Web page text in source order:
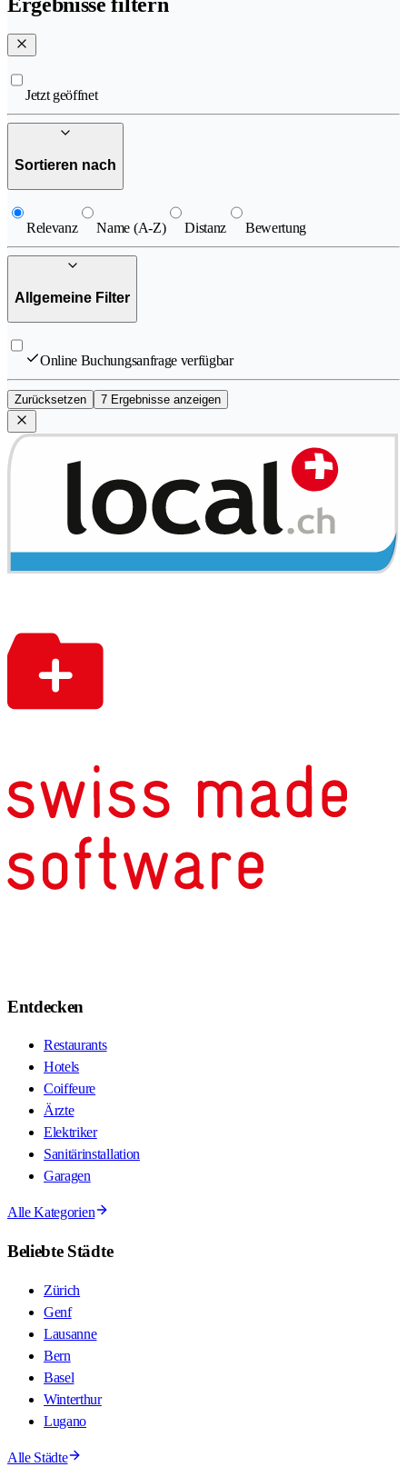
Jetzt geöffnet
Sortieren nach
Relevanz Name (A-Z) Distanz Bewertung
Allgemeine Filter
Online Buchungsanfrage verfügbar
Zurücksetzen 7 Ergebnisse anzeigen
Entdecken
Restaurants
Hotels
Coiffeure
Ärzte
Elektriker
Sanitärinstallation
Garagen
Alle Kategorien
Beliebte Städte
Zürich
Genf
Lausanne
Bern
Basel
Winterthur
Lugano
Alle Städte